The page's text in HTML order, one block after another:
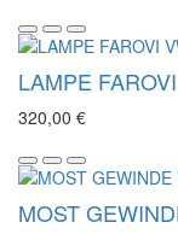
LAMPE
320,00 €
MOST